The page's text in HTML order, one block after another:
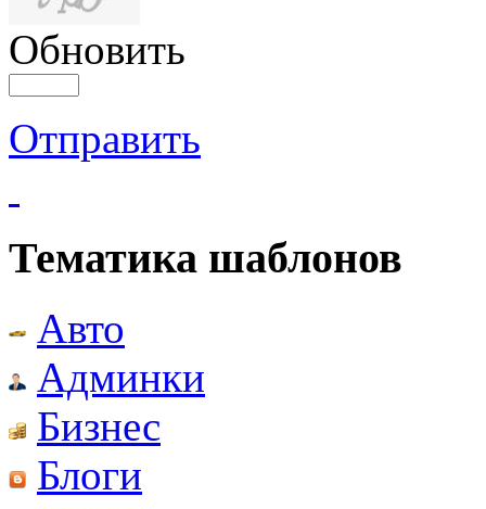
Обновить
Отправить
Тематика шаблонов
Авто
Админки
Бизнес
Блоги